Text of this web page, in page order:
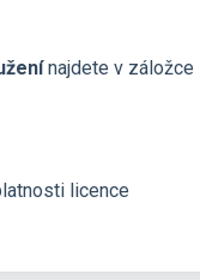
najdete v záložce
licence